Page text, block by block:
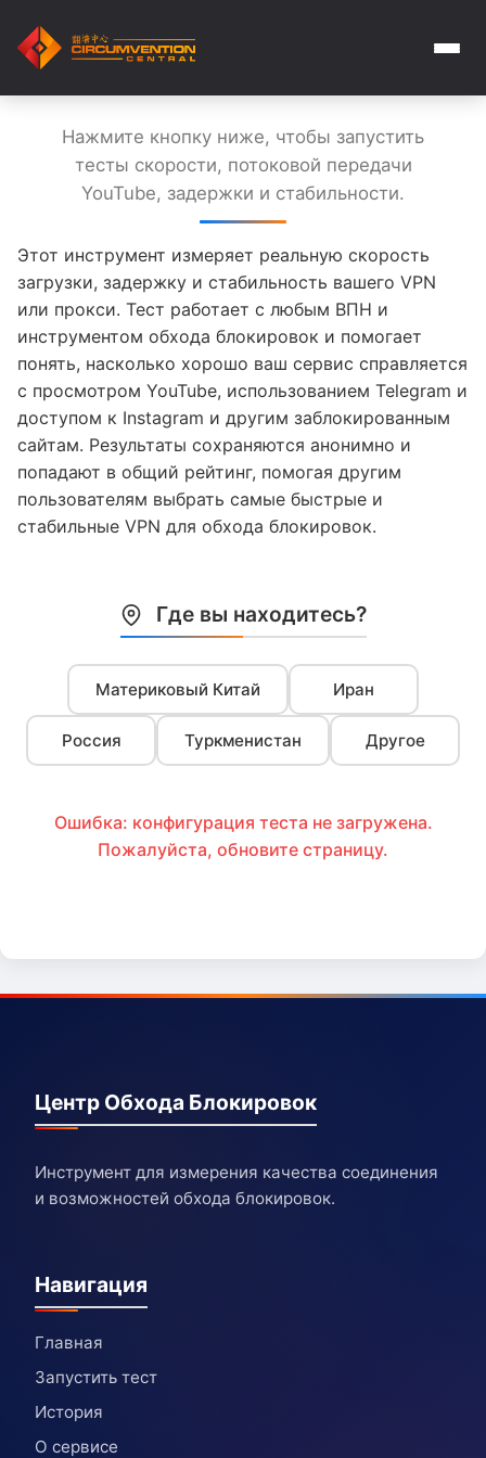
Нажмите кнопку ниже, чтобы запустить
тесты скорости, потоковой передачи
YouTube, задержки и стабильности.
Этот инструмент измеряет реальную скорость
загрузки, задержку и стабильность вашего VPN
или прокси. Тест работает с любым ВПН и
инструментом обхода блокировок и помогает
понять, насколько хорошо ваш сервис справляется
с просмотром YouTube, использованием Telegram и
доступом к Instagram и другим заблокированным
сайтам. Результаты сохраняются анонимно и
попадают в общий рейтинг, помогая другим
пользователям выбрать самые быстрые и
стабильные VPN для обхода блокировок.
Где вы находитесь?
Материковый Китай Иран
Россия Туркменистан Другое
Ошибка: конфигурация теста не загружена.
Пожалуйста, обновите страницу.
Центр Обхода Блокировок
Инструмент для измерения качества соединения
и возможностей обхода блокировок.
Навигация
Главная
Запустить тест
История
О сервисе